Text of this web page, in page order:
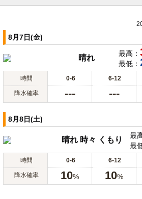
8月7日(金)
晴れ 最高：
最低：
時間 0-6 6-12
降水確率 --- ---
8月8日(土)
晴れ 時々 くもり 最
最
時間 0-6 6-12
降水確率 10% 10%